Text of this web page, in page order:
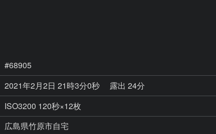
#68905
2021年2月2日 21時3分0秒
露出 24分
ISO3200 120秒×12枚
広島県竹原市自宅